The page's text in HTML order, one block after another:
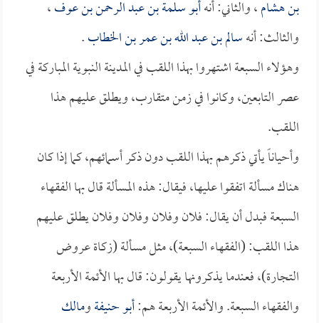
بن هشام، والثاني: أنهأبو سلمة بن عبد الرحمن بن عوف،
والثالث: أنهسالم بن عبد الله بن عمر بن الخطاب.
وهؤلاء السبعة اشتهروا بهذا اللقب في المدينة النبوية المباركة في
عصر التابعين، وكانوا في زمن متقارب، ويطلق عليهم هذا
اللقب.
وأحياناً يأتي ذكرهم بهذا اللقب دون ذكر أسمائهم، كما إذا كان
هناك مسألة اتفقوا عليها، فيقال: هذه المسألة قال بها الفقهاء
السبعة فبدل أن يقال: فلان وفلان وفلان وفلان يطلق عليهم
هذا اللقب: (الفقهاء السبعة)، مثل مسألة (زكاة عروض
التجارة)، فعندما يذكرونها يقولون: قال بها الأئمة الأربعة
والفقهاء السبعة. والأئمة الأربعة هم:أبو حنيفةومالك